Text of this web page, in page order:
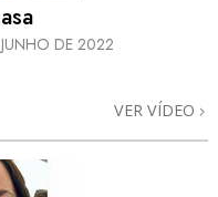
DE 2022
VER VÍDEO